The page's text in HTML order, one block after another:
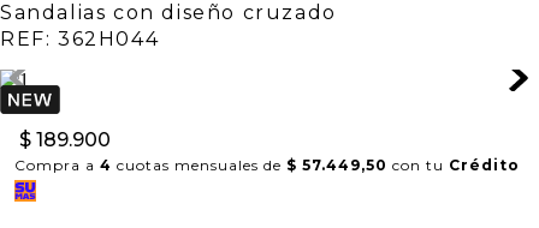
Sandalias con diseño cruzado
REF: 362H044
$ 189.900
Compra a 4 cuotas mensuales de $ 57.449,50 con tu Crédito